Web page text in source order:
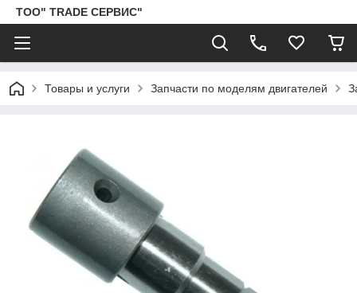
ТОО" TRADE СЕРВИС"
Товары и услуги Запчасти по моделям двигателей